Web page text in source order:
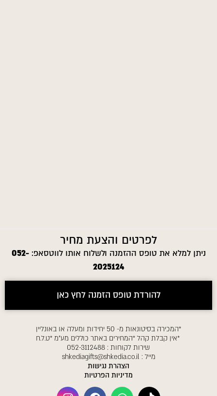
לפרטים והצעת מחיר
ניתן למלא את טופס ההזמנה ולשלוח אותו לווטסאפ: 052-
2025124
להורדת טופס הזמנה לחץ כאן
*המכירה בסיטונאות מ- 50 יחידות ומעלה או באונליין
*אין קבלת קהל *המחירים באתר כוללים מע"מ *ט.ל.ח
שירות לקוחות : 052-3112488
מייל : shkediagifts@shkedia.co.il
הצהרת נגישות
מדיניות הפרטיות